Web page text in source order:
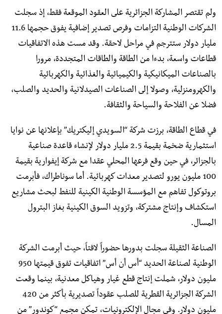
ولم تقتصر المشاركة الجزائرية على العقود الموقعة فقط، إذ سجلت
الشركات الوطنية التزامات وفرص تصدير إضافية يفوق حجمها 11.6
مليار دولار ستترجم في مراحل لاحقة. وقد مست هذه الاتفاقيات
قطاعات واسعة، بدءا من الطاقة والطاقات المتجددة، مرورا
بالصناعات الميكانيكية والكيميائية والغذائية والكهربائية
والكهرومنزلية، وصولا إلى الصناعات الصيدلانية والحديد والصلب،
فضلا عن الفلاحة والسياحة والثقافة.
في قطاع الطاقة، برزت شركة “السويدي إليكتريك” بإعلانها عن نوايا
استثمارية ضخمة بقيمة 2.5 مليار دولار لإنشاء قاعدة صناعية
بالجزائر، في حين وقع فرعها المحلي عقدا مع شركة إيفوارية بقيمة
100 مليون يورو لتصدير معدات كهربائية. أما سوناطراك، فأبرمت
بروتوكول تفاهم مع المؤسسة الوطنية الكينية للنفط لبحث مشاريع
استكشاف وإنتاج مشتركة، وتزويد السوق الكينية بغاز البترول
المسال.
الصناعة الثقيلة سجلت بدورها حضوراً لافتاً، حيث أبرمت الشركة
الوطنية لصناعة الحديد “أس أن أس” اتفاقيات تفوق قيمتها 950
مليون دولار، شملت إنتاج قطع غيار وهياكل معدنية، بينما وقعت
الشركة الجزائرية القطرية للصلب عقوداً تصديرية بأكثر من 420
مليون دولار. وفي مجال الإلكترونيات، تمكن مجمع “كوندور” من